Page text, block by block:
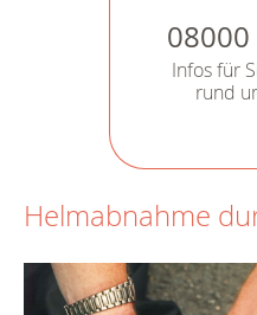
08000
Infos für
rund
Helmabnahme